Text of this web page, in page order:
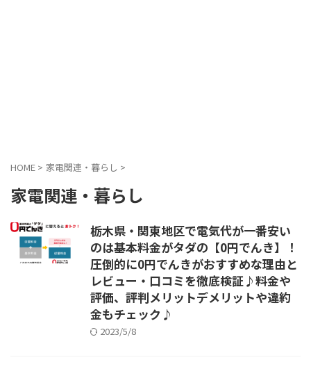
HOME > 家電関連・暮らし >
家電関連・暮らし
栃木県・関東地区で電気代が一番安い
のは基本料金がタダの【0円でんき】！
圧倒的に0円でんきがおすすめな理由と
レビュー・口コミを徹底検証♪料金や
評価、評判メリットデメリットや違約
金もチェック♪
2023/5/8